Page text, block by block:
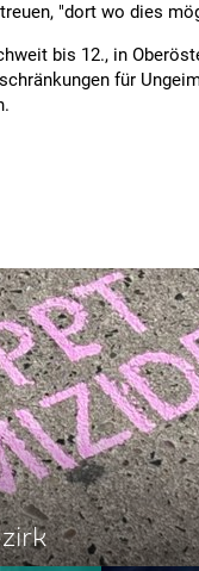
"dort wo dies
bis 12., in
für